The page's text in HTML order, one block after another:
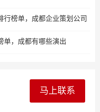
行榜单，成都企业策划公司
单，成都有哪些演出
马上联系